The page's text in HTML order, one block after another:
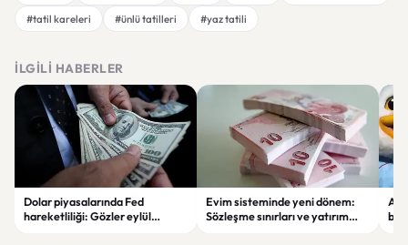
#tatil kareleri
#ünlü tatilleri #yaz tatili
İLGILI HABERLER
Dolar piyasalarında Fed
hareketliliği: Gözler eylül
Evim sisteminde yeni dönem:
Sözleşme sınırları ve yatırım